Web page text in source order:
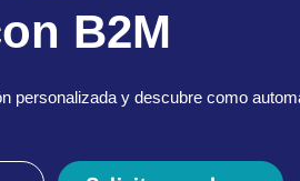
B2M
personalizada y descubre como